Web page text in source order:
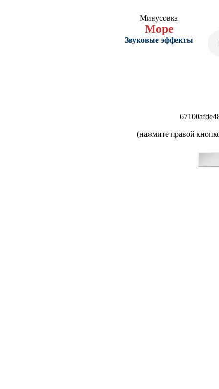
Минусовка
Море
Звуковые эффекты
(нажмите правой